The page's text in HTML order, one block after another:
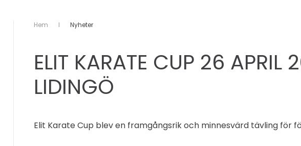
Hem Nyheter
ELIT KARATE CUP 26 APRIL
LIDINGÖ
Elit Karate Cup blev en framgångsrik och minnesvärd tävling för